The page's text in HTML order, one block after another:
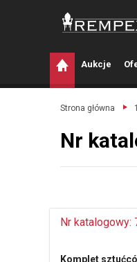
Aukcje O
Strona główna
Nr
Nr katalogowy:
Komplet